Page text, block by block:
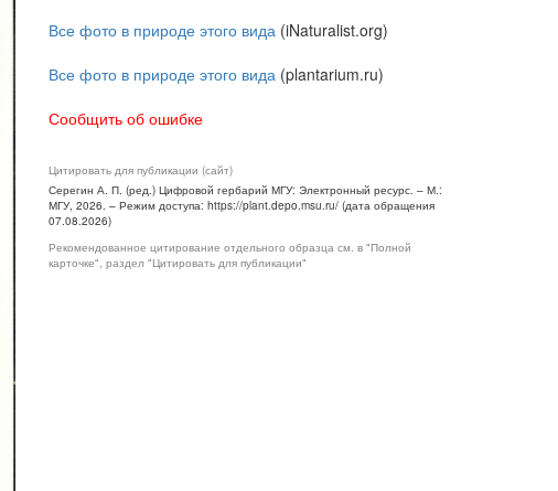
Все фото в природе этого вида (iNaturalist.org)
Все фото в природе этого вида (plantarium.ru)
Сообщить об ошибке
Цитировать для публикации (сайт)
Серегин А. П. (ред.) Цифровой гербарий МГУ: Электронный ресурс. – М.:
МГУ, 2026. – Режим доступа: https://plant.depo.msu.ru/ (дата обращения
07.08.2026)
Рекомендованное цитирование отдельного образца см. в "Полной
карточке", раздел "Цитировать для публикации"